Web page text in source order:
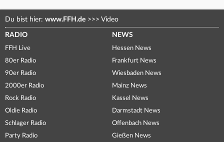
Du bist hier: www.FFH.de >>> Video
RADIO
FFH Live
80er Radio
90er Radio
2000er Radio
Rock Radio
Oldie Radio
Schlager Radio
Party Radio
NEWS
Hessen News
Frankfurt News
Wiesbaden News
Mainz News
Kassel News
Darmstadt News
Offenbach News
Gießen News